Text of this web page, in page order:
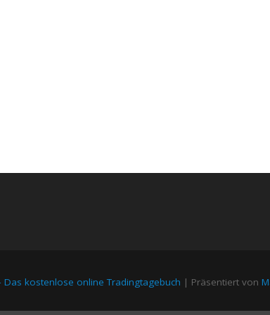
Das kostenlose online Tradingtagebuch | Präsentiert von